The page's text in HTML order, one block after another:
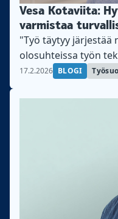
Vesa Kotaviita:
varmistaa
"Työ täytyy järjestää
olosuhteissa työn
turvallisena",
17.2.2026 BLOGI